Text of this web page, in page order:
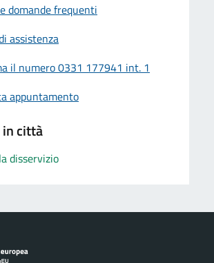
domande frequenti
assistenza
il numero 0331 177941 int. 1
appuntamento
città
disservizio